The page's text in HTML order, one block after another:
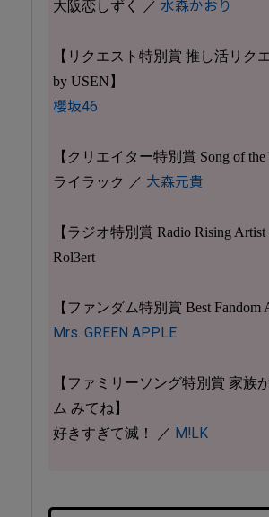
大阪恋しずく ／ 水森かおり
【リクエスト特別賞 推し活リク
by USEN】
櫻坂46
【クリエイター特別賞 Song of the
ライラック ／ 大森元貴
【ラジオ特別賞 Radio Rising Artist
Rol3ert
【ファンダム特別賞 Best
Mrs. GREEN APPLE
【ファミリーソング特別賞 家族
ム みてね】
好きすぎて滅！ ／ M!LK